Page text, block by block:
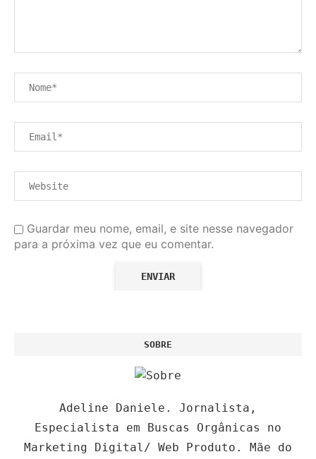
Guardar meu nome, email, e site nesse navegador
para a próxima vez que eu comentar.
SOBRE
Adeline Daniele. Jornalista,
Especialista em Buscas Orgânicas no
Marketing Digital/ Web Produto. Mãe do